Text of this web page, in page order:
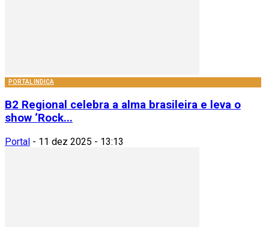
PORTAL INDICA
B2 Regional celebra a alma brasileira e leva o
show ‘Rock...
Portal - 11 dez 2025 - 13:13